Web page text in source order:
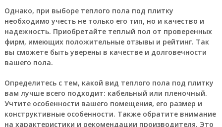
Однако, при выборе теплого пола под плитку
необходимо учесть не только его тип, но и качество и
надежность. Приобретайте теплый пол от проверенных
фирм, имеющих положительные отзывы и рейтинг. Так
вы сможете быть уверены в качестве и долговечности
вашего пола.
Определитесь с тем, какой вид теплого пола под плитку
вам лучше всего подходит: кабельный или пленочный.
Учтите особенности вашего помещения, его размер и
конструктивные особенности. Также обратите внимание
на характеристики и рекомендации производителя. Это